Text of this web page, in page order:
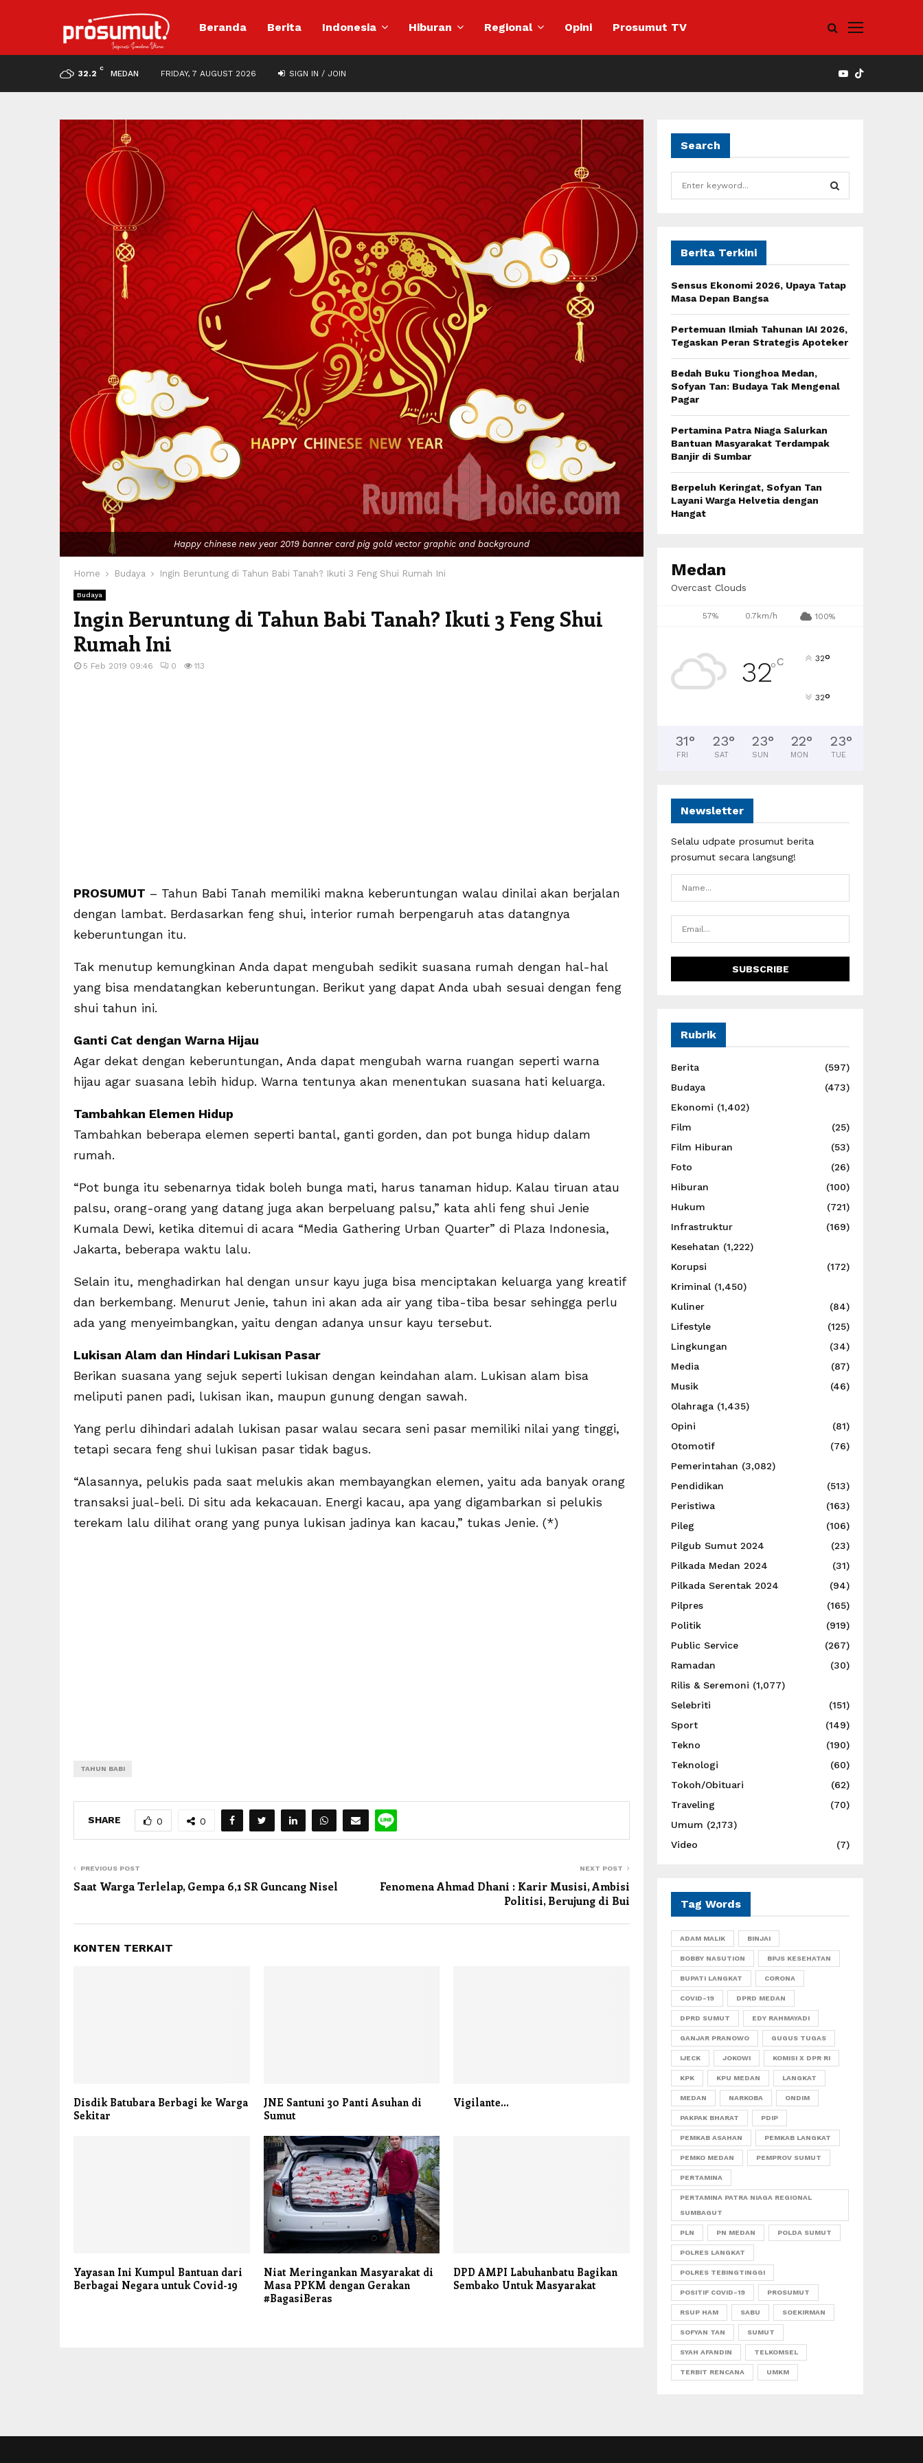
Beranda Berita Indonesia Hiburan Regional Opini Prosumut TV
32.2
C
MEDAN FRIDAY, 7 AUGUST 2026 SIGN IN / JOIN YOUTUBE
Happy chinese new year 2019 banner card pig gold vector graphic and background
Home Budaya Ingin Beruntung di Tahun Babi Tanah? Ikuti 3 Feng Shui Rumah Ini
Budaya
Ingin Beruntung di Tahun Babi Tanah? Ikuti 3 Feng Shui
Rumah Ini
5 Feb 2019 09:46 0 113
PROSUMUT – Tahun Babi Tanah memiliki makna keberuntungan walau dinilai akan berjalan
dengan lambat. Berdasarkan feng shui, interior rumah berpengaruh atas datangnya
keberuntungan itu.
Tak menutup kemungkinan Anda dapat mengubah sedikit suasana rumah dengan hal-hal
yang bisa mendatangkan keberuntungan. Berikut yang dapat Anda ubah sesuai dengan feng
shui tahun ini.
Ganti Cat dengan Warna Hijau
Agar dekat dengan keberuntungan, Anda dapat mengubah warna ruangan seperti warna
hijau agar suasana lebih hidup. Warna tentunya akan menentukan suasana hati keluarga.
Tambahkan Elemen Hidup
Tambahkan beberapa elemen seperti bantal, ganti gorden, dan pot bunga hidup dalam
rumah.
“Pot bunga itu sebenarnya tidak boleh bunga mati, harus tanaman hidup. Kalau tiruan atau
palsu, orang-orang yang datang juga akan berpeluang palsu,” kata ahli feng shui Jenie
Kumala Dewi, ketika ditemui di acara “Media Gathering Urban Quarter” di Plaza Indonesia,
Jakarta, beberapa waktu lalu.
Selain itu, menghadirkan hal dengan unsur kayu juga bisa menciptakan keluarga yang kreatif
dan berkembang. Menurut Jenie, tahun ini akan ada air yang tiba-tiba besar sehingga perlu
ada yang menyeimbangkan, yaitu dengan adanya unsur kayu tersebut.
Lukisan Alam dan Hindari Lukisan Pasar
Berikan suasana yang sejuk seperti lukisan dengan keindahan alam. Lukisan alam bisa
meliputi panen padi, lukisan ikan, maupun gunung dengan sawah.
Yang perlu dihindari adalah lukisan pasar walau secara seni pasar memiliki nilai yang tinggi,
tetapi secara feng shui lukisan pasar tidak bagus.
“Alasannya, pelukis pada saat melukis akan membayangkan elemen, yaitu ada banyak orang
transaksi jual-beli. Di situ ada kekacauan. Energi kacau, apa yang digambarkan si pelukis
terekam lalu dilihat orang yang punya lukisan jadinya kan kacau,” tukas Jenie. (*)
TAHUN BABI
SHARE 0 0
PREVIOUS POST
Saat Warga Terlelap, Gempa 6,1 SR Guncang Nisel
NEXT POST
Fenomena Ahmad Dhani : Karir Musisi, Ambisi
Politisi, Berujung di Bui
KONTEN TERKAIT
Disdik Batubara Berbagi ke Warga
Sekitar
JNE Santuni 30 Panti Asuhan di
Sumut
Vigilante…
Yayasan Ini Kumpul Bantuan dari
Berbagai Negara untuk Covid-19
Niat Meringankan Masyarakat di
Masa PPKM dengan Gerakan
#BagasiBeras
DPD AMPI Labuhanbatu Bagikan
Sembako Untuk Masyarakat
Search
f
r
Berita Terkini
Sensus Ekonomi 2026, Upaya Tatap
Masa Depan Bangsa
Pertemuan Ilmiah Tahunan IAI 2026,
Tegaskan Peran Strategis Apoteker
Bedah Buku Tionghoa Medan,
Sofyan Tan: Budaya Tak Mengenal
Pagar
Pertamina Patra Niaga Salurkan
Bantuan Masyarakat Terdampak
Banjir di Sumbar
Berpeluh Keringat, Sofyan Tan
Layani Warga Helvetia dengan
Hangat
Medan
Overcast Clouds
57% 0.7km/h 100%
32°C 32°
32°
31°
FRI
23°
SAT
23°
SUN
22°
MON
23°
TUE
Newsletter
Selalu udpate prosumut berita
prosumut secara langsung!
Rubrik
Berita
(597)
Budaya
(473)
Ekonomi (1,402)
Film
(25)
Film Hiburan
(53)
Foto
(26)
Hiburan
(100)
Hukum
(721)
Infrastruktur
(169)
Kesehatan (1,222)
Korupsi
(172)
Kriminal (1,450)
Kuliner
(84)
Lifestyle
(125)
Lingkungan
(34)
Media
(87)
Musik
(46)
Olahraga (1,435)
Opini
(81)
Otomotif
(76)
Pemerintahan (3,082)
Pendidikan
(513)
Peristiwa
(163)
Pileg
(106)
Pilgub Sumut 2024
(23)
Pilkada Medan 2024
(31)
Pilkada Serentak 2024
(94)
Pilpres
(165)
Politik
(919)
Public Service
(267)
Ramadan
(30)
Rilis & Seremoni (1,077)
Selebriti
(151)
Sport
(149)
Tekno
(190)
Teknologi
(60)
Tokoh/Obituari
(62)
Traveling
(70)
Umum (2,173)
Video
(7)
Tag Words
ADAM MALIK BINJAI
BOBBY NASUTION BPJS KESEHATAN
BUPATI LANGKAT CORONA
COVID-19 DPRD MEDAN
DPRD SUMUT EDY RAHMAYADI
GANJAR PRANOWO GUGUS TUGAS
IJECK JOKOWI KOMISI X DPR RI
KPK KPU MEDAN LANGKAT
MEDAN NARKOBA ONDIM
PAKPAK BHARAT PDIP
PEMKAB ASAHAN PEMKAB LANGKAT
PEMKO MEDAN PEMPROV SUMUT
PERTAMINA
PERTAMINA PATRA NIAGA REGIONAL
SUMBAGUT
PLN PN MEDAN POLDA SUMUT
POLRES LANGKAT
POLRES TEBINGTINGGI
POSITIF COVID-19 PROSUMUT
RSUP HAM SABU SOEKIRMAN
SOFYAN TAN SUMUT
SYAH AFANDIN TELKOMSEL
TERBIT RENCANA UMKM